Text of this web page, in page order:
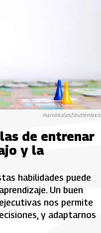
marishkaSm/Shutterstock
de entrenar
y la
habilidades puede
Un buen
nos permite
y adaptarnos